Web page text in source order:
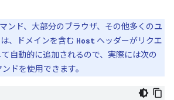
ンド、大部分のブラウザ、その他多くのユ
、ドメインを含む Host ヘッダーがリクエ
自動的に追加されるので、実際には次の
ドを使用できます。